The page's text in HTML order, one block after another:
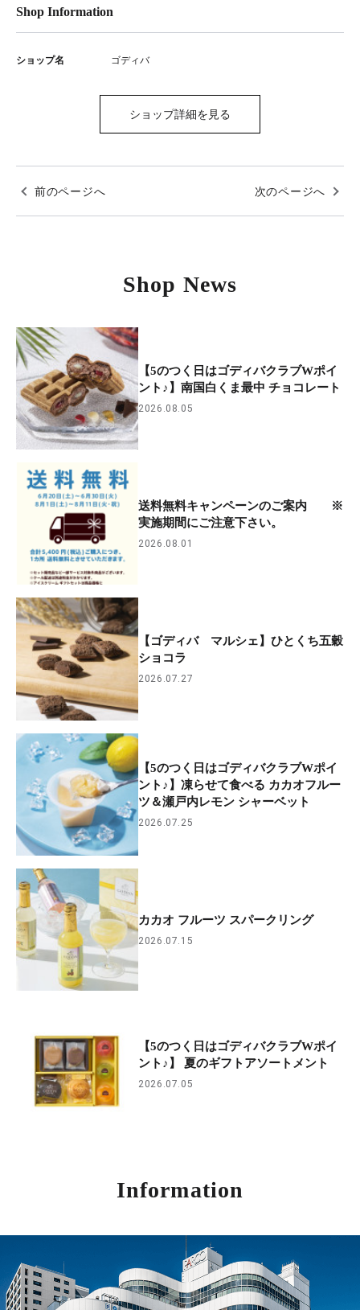
Shop Information
ショップ名 ゴディバ
ショップ詳細を見る
前のページへ 次のページへ
Shop News
【5のつく日はゴディバクラブWポイ
ント♪】南国白くま最中 チョコレート
2026.08.05
送料無料キャンペーンのご案内 ※
実施期間にご注意下さい。
2026.08.01
【ゴディバ マルシェ】ひとくち五穀
ショコラ
2026.07.27
【5のつく日はゴディバクラブWポイ
ント♪】凍らせて食べる カカオフルー
ツ＆瀬戸内レモン シャーベット
2026.07.25
カカオ フルーツ スパークリング
2026.07.15
【5のつく日はゴディバクラブWポイ
ント♪】 夏のギフトアソートメント
2026.07.05
Information